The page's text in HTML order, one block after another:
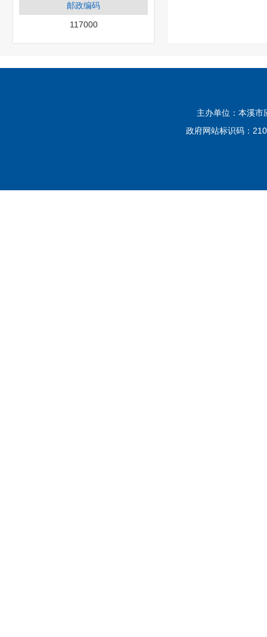
邮政编码
117000
主办单位：本溪
政府网站标识码：